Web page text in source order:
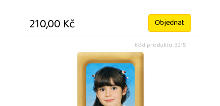
210,00 Kč Objednat
Kód produktu: 3215